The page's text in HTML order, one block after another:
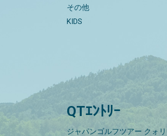
その他
KIDS
QTｴﾝﾄﾘｰ
ジャパンゴルフツアー クォ